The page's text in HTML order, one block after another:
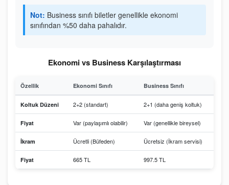
Not: Business sınıfı biletler genellikle ekonomi
sınıfından %50 daha pahalıdır.
Ekonomi vs Business Karşılaştırması
Özellik Ekonomi Sınıfı Business Sınıfı
Koltuk Düzeni 2+2 (standart) 2+1 (daha geniş koltuk)
Fiyat Var (paylaşımlı olabilir) Var (genellikle bireysel)
İkram Ücretli (Büfeden) Ücretsiz (İkram servisi)
Fiyat 665 TL 997.5 TL